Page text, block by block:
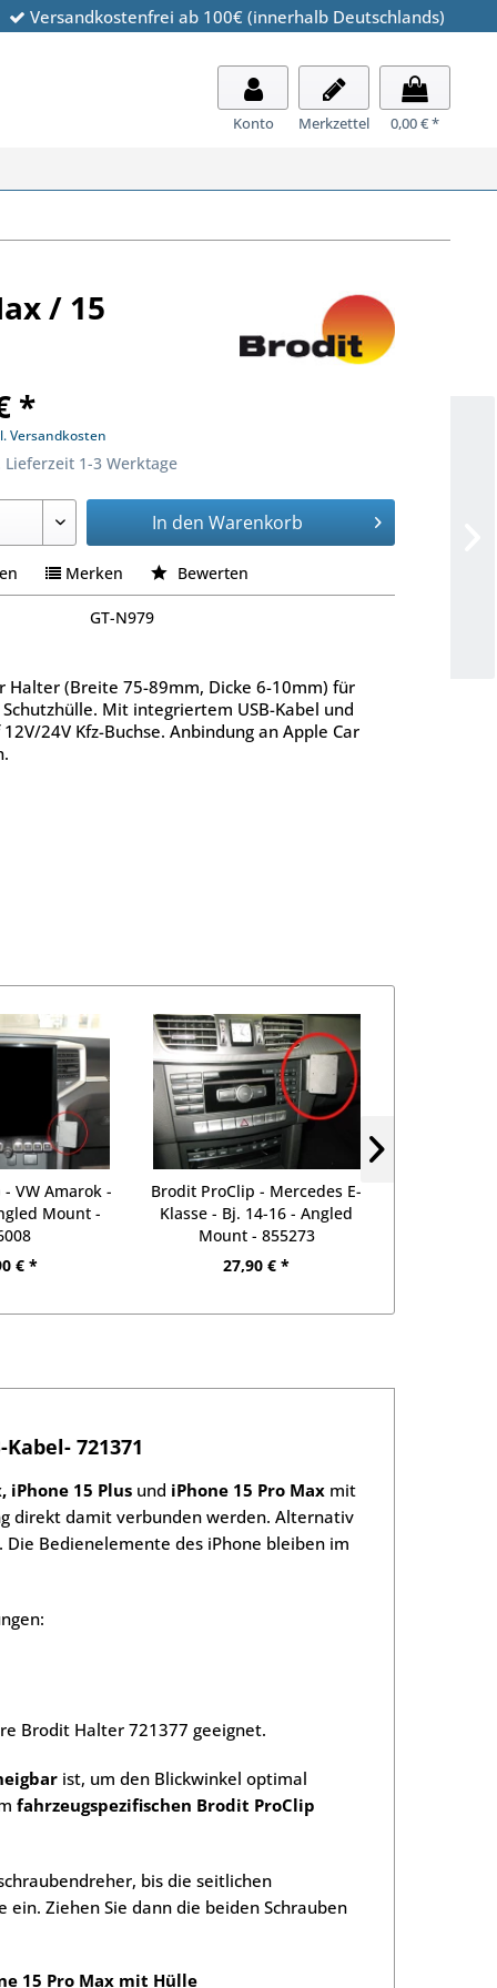
Versandkostenfrei ab 100€ (innerhalb Deutschlands)
Konto Merkzettel 0,00 € *
/ 15
*
Versandkosten
Lieferzeit 1-3 Werktage
In den Warenkorb
Merken Bewerten
GT-N979
Halter (Breite 75-89mm, Dicke 6-10mm) für
Mit integriertem USB-Kabel und
24V Kfz-Buchse. Anbindung an Apple Car
VW Amarok -
Mount -
€ *
Brodit ProClip - Mercedes E-
Klasse - Bj. 14-16 - Angled
Mount - 855273
27,90 € *
721371
iPhone 15 Plus und iPhone 15 Pro Max mit
direkt damit verbunden werden. Alternativ
Die Bedienelemente des iPhone bleiben im
Brodit Halter 721377 geeignet.
ist, um den Blickwinkel optimal
fahrzeugspezifischen Brodit ProClip
bis die seitlichen
Ziehen Sie dann die beiden Schrauben
15 Pro Max mit Hülle